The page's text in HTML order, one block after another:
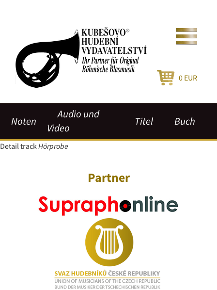
0 EUR
Noten
Audio und
Video
Titel Buch
Detail trackHörprobe
Partner